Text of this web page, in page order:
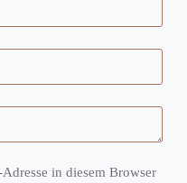
in diesem Browser